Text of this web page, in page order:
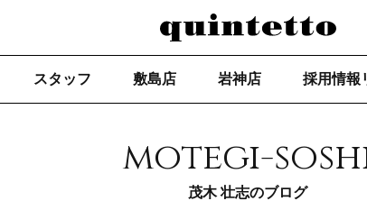
スタッフ 敷島店 岩神店 採用情報
motegi-
茂木 壮志のブログ